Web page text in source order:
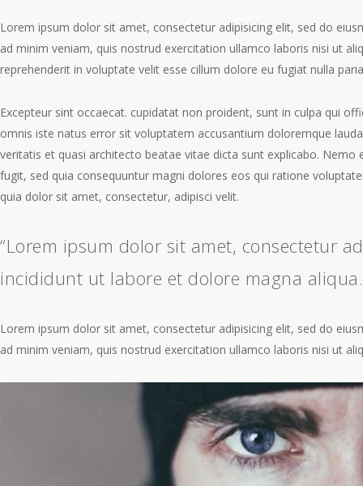
Lorem ipsum dolor sit amet, consectetur adipisicing elit, sed do
ad minim veniam, quis nostrud exercitation ullamco laboris nisi ut
reprehenderit in voluptate velit esse cillum dolore eu fugiat nulla
Excepteur sint occaecat. cupidatat non proident, sunt in culpa qui
omnis iste natus error sit voluptatem accusantium doloremque
veritatis et quasi architecto beatae vitae dicta sunt explicabo.
fugit, sed quia consequuntur magni dolores eos qui ratione
quia dolor sit amet, consectetur, adipisci velit.
“Lorem ipsum dolor sit amet, consectetur
incididunt ut labore et dolore magna
Lorem ipsum dolor sit amet, consectetur adipisicing elit, sed do
ad minim veniam, quis nostrud exercitation ullamco laboris nisi ut